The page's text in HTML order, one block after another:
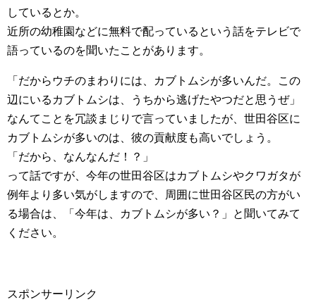
しているとか。
近所の幼稚園などに無料で配っているという話をテレビで
語っているのを聞いたことがあります。
「だからウチのまわりには、カブトムシが多いんだ。この
辺にいるカブトムシは、うちから逃げたやつだと思うぜ」
なんてことを冗談まじりで言っていましたが、世田谷区に
カブトムシが多いのは、彼の貢献度も高いでしょう。
「だから、なんなんだ！？」
って話ですが、今年の世田谷区はカブトムシやクワガタが
例年より多い気がしますので、周囲に世田谷区民の方がい
る場合は、「今年は、カブトムシが多い？」と聞いてみて
ください。
スポンサーリンク